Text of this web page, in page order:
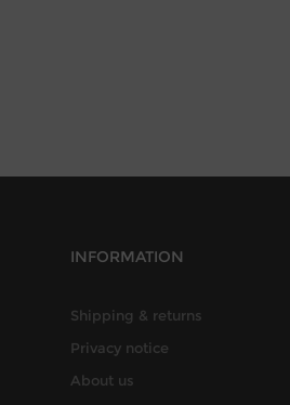
INFORMATION
Shipping & returns
Privacy notice
About us